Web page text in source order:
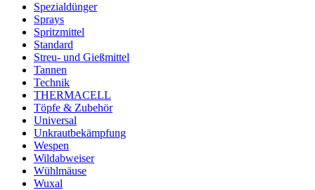
Spezialdünger
Sprays
Spritzmittel
Standard
Streu- und Gießmittel
Tannen
Technik
THERMACELL
Töpfe & Zubehör
Universal
Unkrautbekämpfung
Wespen
Wildabweiser
Wühlmäuse
Wuxal